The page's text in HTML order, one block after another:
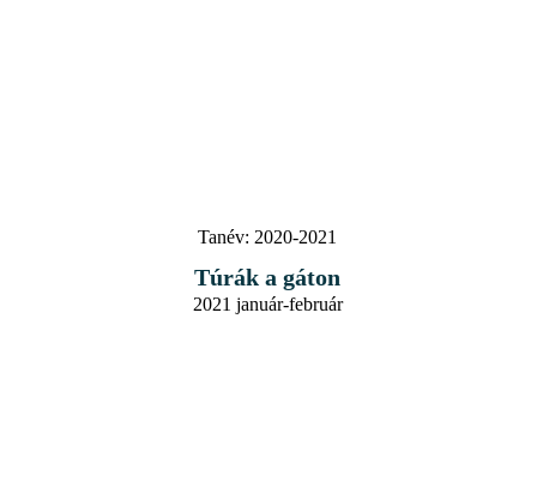
Tanév: 2020-2021
Túrák a gáton
2021 január-február